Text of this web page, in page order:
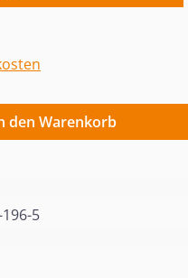
gewünschten
den Warenkorb
5